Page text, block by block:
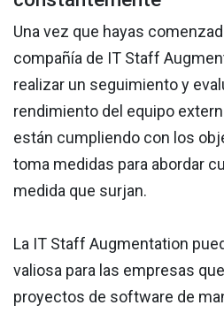
Una vez que hayas
compañía de IT Staff
realizar un seguimiento y
rendimiento del equipo
están cumpliendo con los
toma medidas para abordar
medida que surjan.
La IT Staff Augmentation
valiosa para las empresas
proyectos de software de